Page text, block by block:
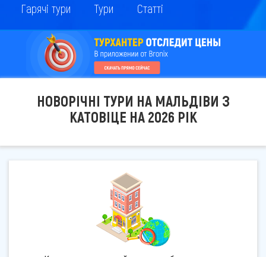
Гарячі тури Тури Статті
НОВОРІЧНІ ТУРИ НА МАЛЬДІВИ З
КАТОВІЦЕ НА 2026 РІК